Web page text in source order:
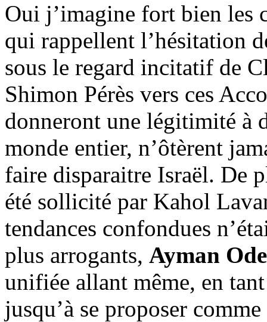
Oui j’imagine fort bien les
qui rappellent l’hésitation
sous le regard incitatif de
Shimon Pérès vers ces
donneront une légitimité à
monde entier, n’ôtèrent
faire disparaitre Israël. De
été sollicité par Kahol
tendances confondues
plus arrogants, Ayman
unifiée allant même, en tant
jusqu’à se proposer